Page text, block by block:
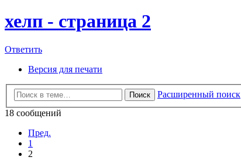
хелп - страница 2
Ответить
Версия для печати
Поиск
Расширенный поиск
18 сообщений
Пред.
1
2